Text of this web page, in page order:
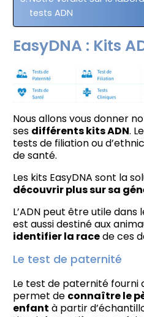
tests ADN
EasyDNA : Kits
Nous allons vous donner
ses différents kits ADN.
tests de filiation ou
de santé.
Les kits EasyDNA sont la
découvrir plus sur sa
L’ADN peut être utile dans
est aussi destiné aux
identifier la racede ces
Le test de paternité
Le test de paternité fourni
permet de connaître le
enfant à partir